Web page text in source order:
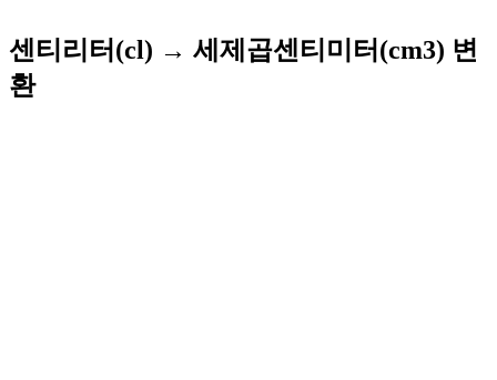
센티리터(cl) → 세제곱센티미터(cm3) 변
환